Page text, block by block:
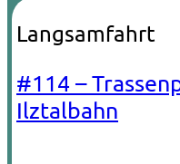
Langsamfahrt
#114 –
Ilztalbahn